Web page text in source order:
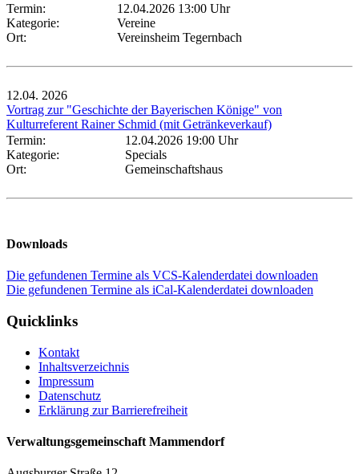
Termin:
12.04.2026 13:00 Uhr
Kategorie:
Vereine
Ort:
Vereinsheim Tegernbach
12.04. 2026
Vortrag zur "Geschichte der Bayerischen Könige" von
Kulturreferent Rainer Schmid (mit Getränkeverkauf)
Termin:
12.04.2026 19:00 Uhr
Kategorie:
Specials
Ort:
Gemeinschaftshaus
Downloads
Die gefundenen Termine als VCS-Kalenderdatei downloaden
Die gefundenen Termine als iCal-Kalenderdatei downloaden
Quicklinks
Kontakt
Inhaltsverzeichnis
Impressum
Datenschutz
Erklärung zur Barrierefreiheit
Verwaltungsgemeinschaft Mammendorf